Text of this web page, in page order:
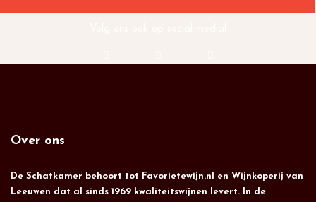
Over ons
De Schatkamer behoort tot Favorietewijn.nl en Wijnkoperij van
Leeuwen dat al sinds 1969 kwaliteitswijnen levert. In de